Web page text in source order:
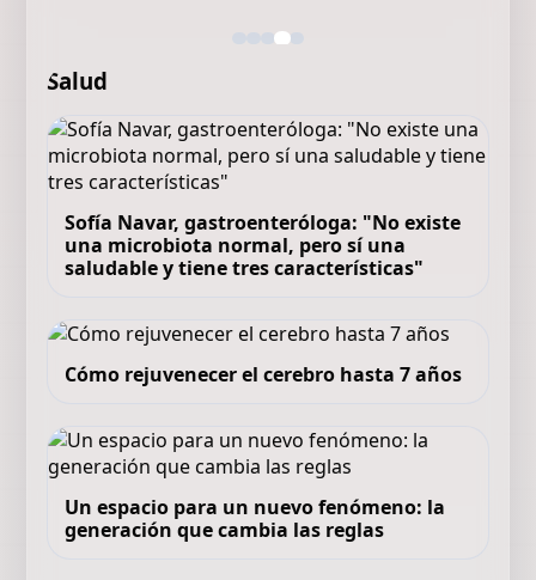
Salud
Sofía Navar, gastroenteróloga: "No existe
una microbiota normal, pero sí una
saludable y tiene tres características"
Cómo rejuvenecer el cerebro hasta 7 años
Un espacio para un nuevo fenómeno: la
generación que cambia las reglas